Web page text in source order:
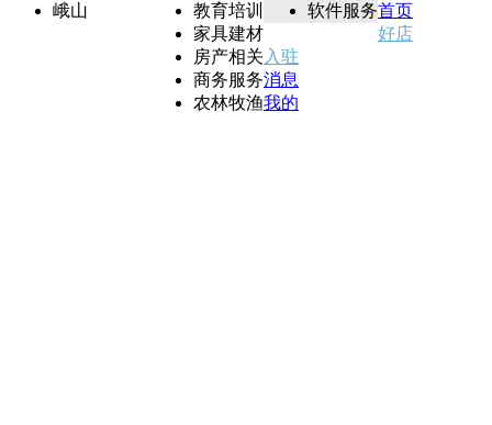
峨山
教育培训
家具建材
房产相关
商务服务
农林牧渔
软件服务首页
好店
入驻
消息
我的